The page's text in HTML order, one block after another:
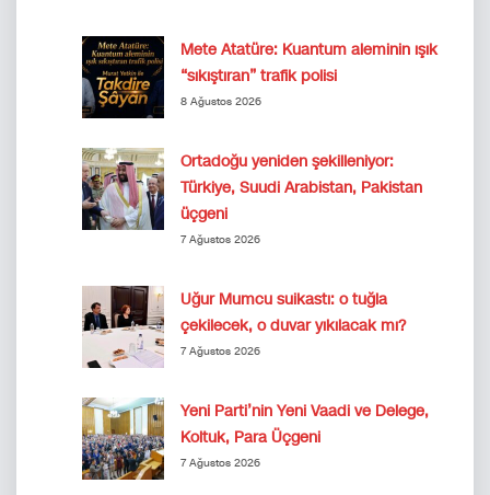
Mete Atatüre: Kuantum aleminin ışık
“sıkıştıran” trafik polisi
8 Ağustos 2026
Ortadoğu yeniden şekilleniyor:
Türkiye, Suudi Arabistan, Pakistan
üçgeni
7 Ağustos 2026
Uğur Mumcu suikastı: o tuğla
çekilecek, o duvar yıkılacak mı?
7 Ağustos 2026
Yeni Parti’nin Yeni Vaadi ve Delege,
Koltuk, Para Üçgeni
7 Ağustos 2026